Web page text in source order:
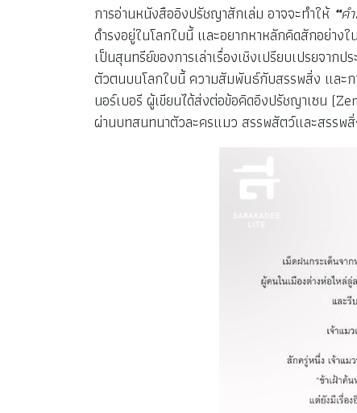
การอ่านหนังสืออิงปรัชญาสักเล่ม อาจจะทำให้“ค
ดำรงอยู่ในโลกใบนี้ และอยากหาหลักคิดสักอย่าง
เป็นสุนทรีย์ของการเล่าเรื่องเชิงเปรียบเปรยจา
ตัวตนบนโลกใบนี้ ความสัมพันธ์กับสรรพสิ่ง และ
นอร์เบอรี ผู้เขียนได้ส่งต่อข้อคิดอิงปรัชญาเซน
ผ่านบทสนทนาตัวละครแมว สรรพสัตว์และสรรพ